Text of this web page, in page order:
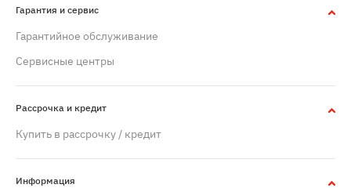
Гарантия и сервис
Гарантийное обслуживание
Сервисные центры
Рассрочка и кредит
Купить в рассрочку / кредит
Информация